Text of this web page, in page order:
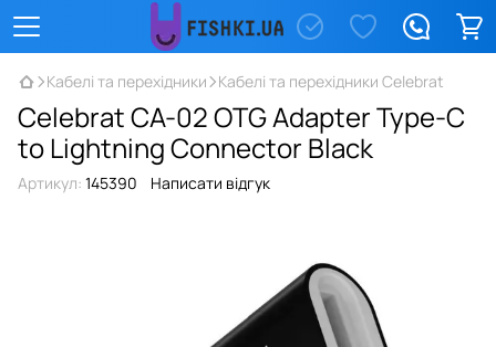
Кабелі та перехідники Кабелі та перехідники Celebrat
Celebrat CA-02 OTG Adapter Type-C
to Lightning Connector Black
Артикул: 145390 Написати відгук